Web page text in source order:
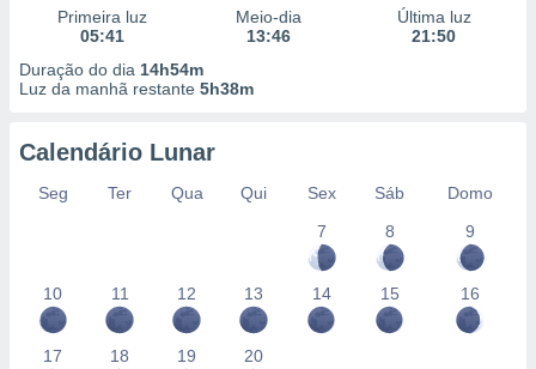
Primeira luz
05:41
Meio-dia
13:46
Última luz
21:50
Duração do dia 14h54m
Luz da manhã restante 5h38m
Calendário Lunar
Seg Ter Qua Qui Sex Sáb
Domo
7
8 9
10 11 12 13 14 15 16
17 18 19 20